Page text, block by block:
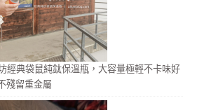
經典袋鼠純鈦保溫瓶，大容量極輕不卡味好
殘留重金屬